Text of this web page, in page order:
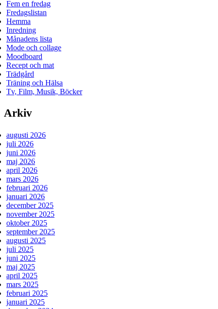
Fem en fredag
Fredagslistan
Hemma
Inredning
Månadens lista
Mode och collage
Moodboard
Recept och mat
Trädgård
Träning och Hälsa
Tv, Film, Musik, Böcker
Arkiv
augusti 2026
juli 2026
juni 2026
maj 2026
april 2026
mars 2026
februari 2026
januari 2026
december 2025
november 2025
oktober 2025
september 2025
augusti 2025
juli 2025
juni 2025
maj 2025
april 2025
mars 2025
februari 2025
januari 2025